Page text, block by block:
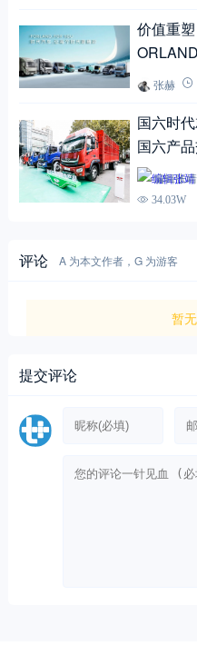
价值重
张赫
国六时
国六产
编辑张靖
34.03W
评论 A 为本文作者，G 为游客
暂
提交评论